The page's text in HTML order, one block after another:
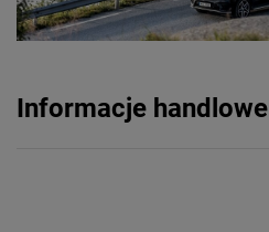
Informacje handlowe